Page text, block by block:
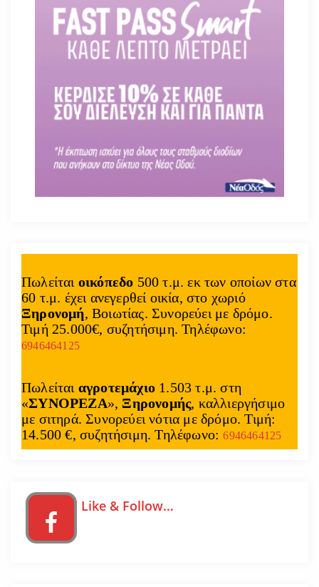
Πωλείται οικόπεδο 500 τ.μ. εκ των οποίων στα
60 τ.μ. έχει ανεγερθεί οικία, στο χωριό
Ξηρονομή, Βοιωτίας. Συνορεύει με δρόμο.
Τιμή 25.000€, συζητήσιμη. Τηλέφωνο:
6946464125
Πωλείται αγροτεμάχιο 1.503 τ.μ. στη
«ΣΥΝΟΡΕΖΑ», Ξηρονομής, καλλιεργήσιμο
με σιτηρά. Συνορεύει νότια με δρόμο. Τιμή:
14.500 €, συζητήσιμη. Τηλέφωνο:6946464125
Like & Follow…